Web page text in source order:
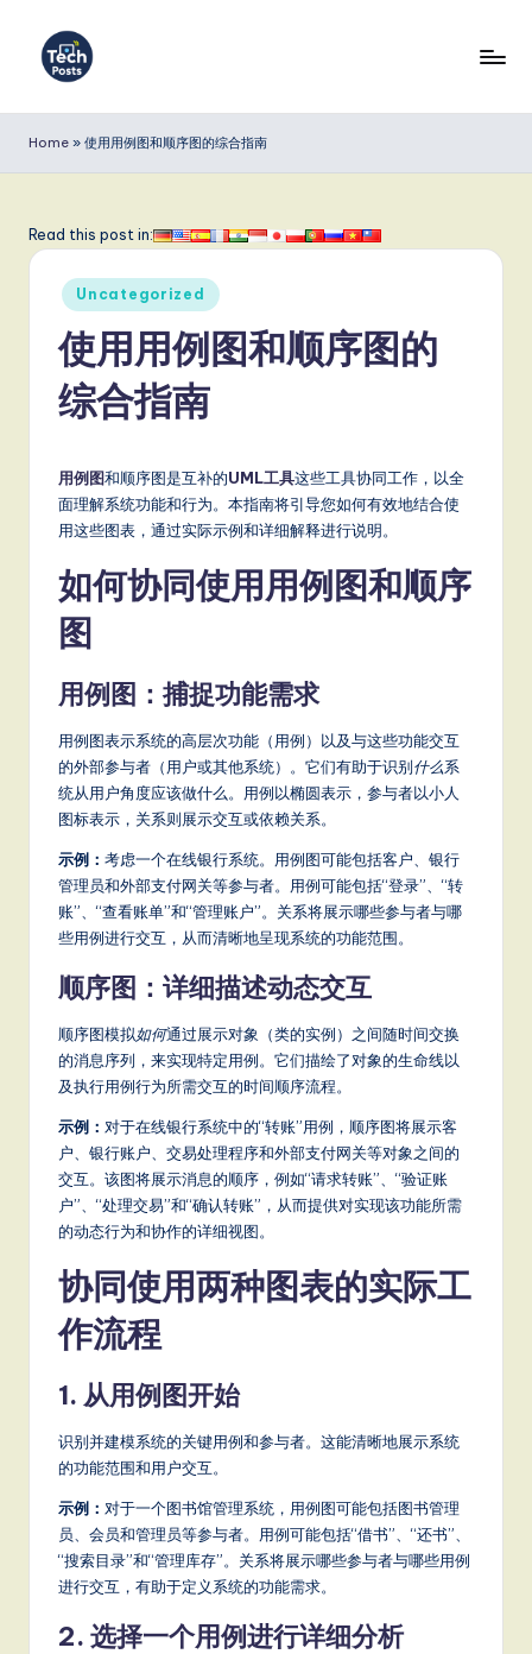
e
P
m
p
C
hi
L
T
d
in
A
Home » 使用用例图和顺序图的综合指南
Read this post in:
Posted
in
Uncategorized
使用用例图和顺序图的
综合指南
用例图和顺序图是互补的UML工具这些工具协同工作，以全
面理解系统功能和行为。本指南将引导您如何有效地结合使
用这些图表，通过实际示例和详细解释进行说明。
如何协同使用用例图和顺序
图
用例图：捕捉功能需求
用例图表示系统的高层次功能（用例）以及与这些功能交互
的外部参与者（用户或其他系统）。它们有助于识别什么系
统从用户角度应该做什么。用例以椭圆表示，参与者以小人
图标表示，关系则展示交互或依赖关系。
示例： 考虑一个在线银行系统。用例图可能包括客户、银行
管理员和外部支付网关等参与者。用例可能包括“登录”、“转
账”、“查看账单”和“管理账户”。关系将展示哪些参与者与哪
些用例进行交互，从而清晰地呈现系统的功能范围。
顺序图：详细描述动态交互
顺序图模拟如何通过展示对象（类的实例）之间随时间交换
的消息序列，来实现特定用例。它们描绘了对象的生命线以
及执行用例行为所需交互的时间顺序流程。
示例： 对于在线银行系统中的“转账”用例，顺序图将展示客
户、银行账户、交易处理程序和外部支付网关等对象之间的
交互。该图将展示消息的顺序，例如“请求转账”、“验证账
户”、“处理交易”和“确认转账”，从而提供对实现该功能所需
的动态行为和协作的详细视图。
协同使用两种图表的实际工
作流程
1. 从用例图开始
识别并建模系统的关键用例和参与者。这能清晰地展示系统
的功能范围和用户交互。
示例： 对于一个图书馆管理系统，用例图可能包括图书管理
员、会员和管理员等参与者。用例可能包括“借书”、“还书”、
“搜索目录”和“管理库存”。关系将展示哪些参与者与哪些用例
进行交互，有助于定义系统的功能需求。
2. 选择一个用例进行详细分析